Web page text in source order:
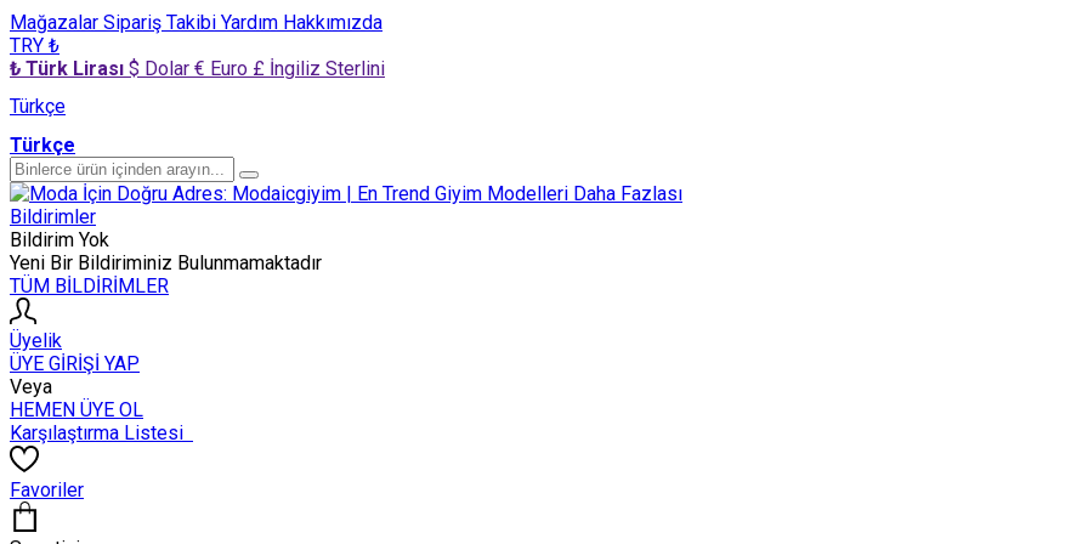
Mağazalar Sipariş Takibi Yardım Hakkımızda
TRY ₺
₺ Türk Lirası $ Dolar € Euro £ İngiliz Sterlini
Türkçe
Türkçe
Bildirimler
Bildirim Yok
Yeni Bir Bildiriminiz Bulunmamaktadır
TÜM BİLDİRİMLER
Üyelik
ÜYE GİRİŞİ YAP
Veya
HEMEN ÜYE OL
Karşılaştırma Listesi
Favoriler